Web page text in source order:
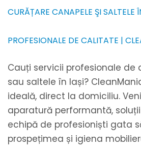
CURĂȚARE CANAPELE ŞI SALTELE
PROFESIONALE DE CALITATE |
Cauți servicii profesionale de
sau saltele în Iași?
ideală, direct la domiciliu.
aparatură performantă,
echipă de profesioniști gata
prospețimea și igiena